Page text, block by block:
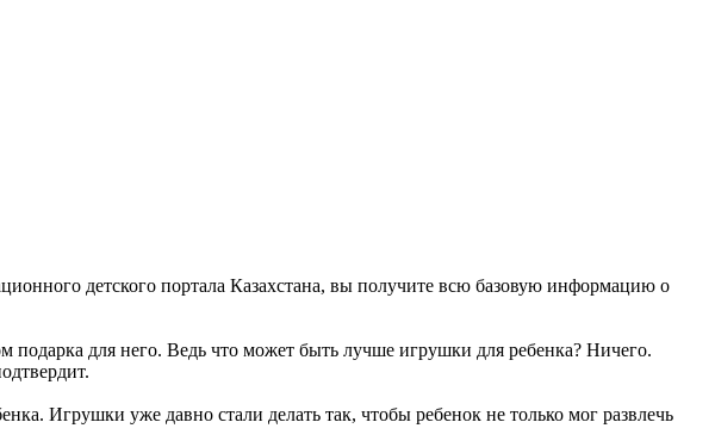
детского портала Казахстана, вы получите всю базовую информацию о
для него. Ведь что может быть лучше игрушки для ребенка? Ничего.
Игрушки уже давно стали делать так, чтобы ребенок не только мог развлечь